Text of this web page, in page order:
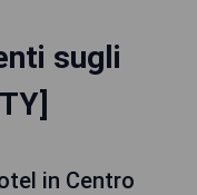
sugli
in Centro